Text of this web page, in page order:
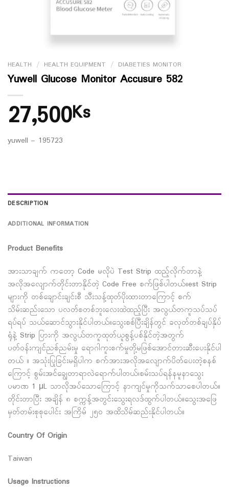
HEALTH / HEALTH EQUIPMENT / DIABETIES MONITOR
Yuwell Glucose Monitor Accusure 582
27,500Ks
yuwell – 195723
DESCRIPTION
ADDITIONAL INFORMATION
Product Benefits
အားသာချက် ကတော့ Code မလိုပဲ Test Strip ထည့်လိုက်တာနဲ့
အလိုအလျောက်တိုင်းတာနိုင်တဲ့ Code Free စက်ဖြစ်ပါတယ်။est Strip
များကို တစ်ချောင်းချင်းစီ သီးသန့်ထုတ်ပိုးထားတာကြောင့် စက်
သိမ်းဆည်းသော ပလတ်စတစ်ဘူးလေးထဲထည့်ပြီး အလွယ်တကူသပ်သပ်
ရပ်ရပ် သယ်ဆောင်သွားနိုင်ပါတယ်။သွေးစစ်ပြီးချိန်တွင် ခလုတ်တစ်ချပ်နှိပ်
ရုံနဲ့ Strip ပြားကို အလွယ်တကူထုတ်ယူစွန့်ပစ်နိုင်တဲ့အတွက်
ပတ်ဝန်းကျင်ညစ်ညမ်းမှု ရောဂါကူးစက်မှုတို့မဖြစ်အောင်တားဆီးပေးနိုင်ပါ
တယ် ။ အသုံးပြုခြင်းမရှိပါက စက်အားအလိုအလျောက်ပိတ်ပေးတဲ့စနစ်
ကြောင့် စွမ်းအင်ချွေတာရာလဲရောက်ပါတယ်၊စမ်းသပ်ရန်နမူနာသွေး
ပမာဏ 1 μL သာလိုအပ်သောကြောင့် နာကျင်မှုကိုသက်သာစေပါတယ်။
တိုင်းတာပြီး အချိန် ၈ စက္ကန့်အတွင်းသွေးရလဒ်ထွက်ပါတယ်။သွေးအဖြေ
မှတ်တမ်းစုစုပေါင်း အကြိမ် ၂၅၀ အထိသိမ်ဆည်းနိုင်ပါတယ်။
Country Of Origin
Taiwan
Usage Instructions